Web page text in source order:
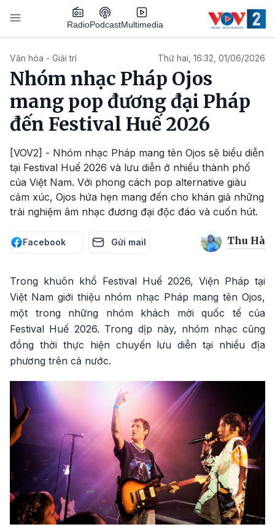
Nhảy đến nội dung
RadioPodcastMultimedia
Văn hóa - Giải trí Thứ hai, 16:32, 01/06/2026
Nhóm nhạc Pháp Ojos
mang pop đương đại Pháp
đến Festival Huế 2026
[VOV2] - Nhóm nhạc Pháp mang tên Ojos sẽ biểu diễn
tại Festival Huế 2026 và lưu diễn ở nhiều thành phố
của Việt Nam. Với phong cách pop alternative giàu
cảm xúc, Ojos hứa hẹn mang đến cho khán giả những
trải nghiệm âm nhạc đương đại độc đáo và cuốn hút.
Facebook Gửi mail Thu Hà
Trong khuôn khổ Festival Huế 2026, Viện Pháp tại
Việt Nam giới thiệu nhóm nhạc Pháp mang tên Ojos,
một trong những nhóm khách mời quốc tế của
Festival Huế 2026. Trong dịp này, nhóm nhạc cũng
đồng thời thực hiện chuyến lưu diễn tại nhiều địa
phương trên cả nước.